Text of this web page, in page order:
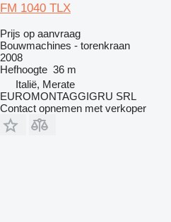
FM 1040 TLX
Prijs op aanvraag
Bouwmachines - torenkraan
2008
Hefhoogte 36 m
Italië, Merate
EUROMONTAGGIGRU SRL
Contact opnemen met verkoper